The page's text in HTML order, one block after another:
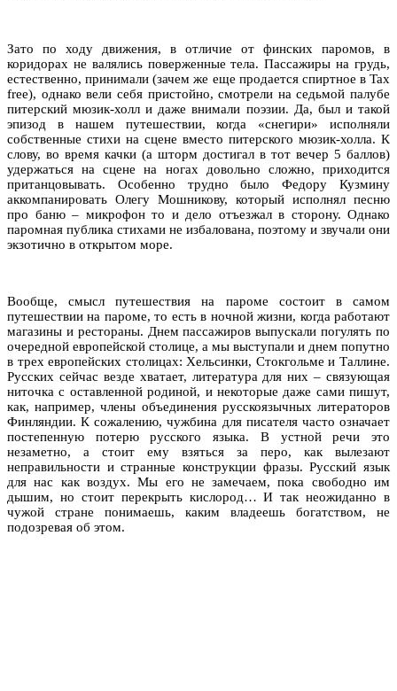
Зато по ходу движения, в отличие от финских паромов, в
коридорах не валялись поверженные тела. Пассажиры на грудь,
естественно, принимали (зачем же еще продается спиртное в Tax
free), однако вели себя пристойно, смотрели на седьмой палубе
питерский мюзик-холл и даже внимали поэзии. Да, был и такой
эпизод в нашем путешествии, когда «снегири» исполняли
собственные стихи на сцене вместо питерского мюзик-холла. К
слову, во время качки (а шторм достигал в тот вечер 5 баллов)
удержаться на сцене на ногах довольно сложно, приходится
пританцовывать. Особенно трудно было Федору Кузмину
аккомпанировать Олегу Мошникову, который исполнял песню
про баню – микрофон то и дело отъезжал в сторону. Однако
паромная публика стихами не избалована, поэтому и звучали они
экзотично в открытом море.
Вообще, смысл путешествия на пароме состоит в самом
путешествии на пароме, то есть в ночной жизни, когда работают
магазины и рестораны. Днем пассажиров выпускали погулять по
очередной европейской столице, а мы выступали и днем попутно
в трех европейских столицах: Хельсинки, Стокгольме и Таллине.
Русских сейчас везде хватает, литература для них – связующая
ниточка с оставленной родиной, и некоторые даже сами пишут,
как, например, члены объединения русскоязычных литераторов
Финляндии. К сожалению, чужбина для писателя часто означает
постепенную потерю русского языка. В устной речи это
незаметно, а стоит ему взяться за перо, как вылезают
неправильности и странные конструкции фразы. Русский язык
для нас как воздух. Мы его не замечаем, пока свободно им
дышим, но стоит перекрыть кислород… И так неожиданно в
чужой стране понимаешь, каким владеешь богатством, не
подозревая об этом.